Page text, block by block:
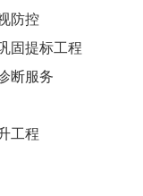
防控
固提标工程
断服务
工程